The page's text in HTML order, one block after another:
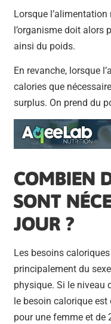
Lorsque
l’organisme doit alors
ainsi du poids.
En revanche, lorsque
calories que
surplus. On prend du
COMBIEN
SONT
JOUR ?
Les besoins
principalement du
physique. Si le niveau
le besoin calorique
pour une femme et de